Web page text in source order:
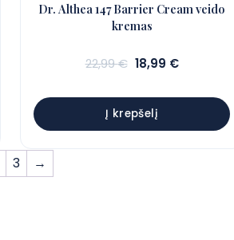
Dr. Althea 147 Barrier Cream veido
kremas
22,99€ Sena
22,99 €.
18,99 €Dabartinė
18,99 €.
Į krepšelį
3 →